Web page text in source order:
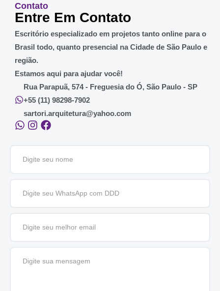
Contato
Entre Em Contato
Escritório especializado em projetos tanto online para o
Brasil todo, quanto presencial na Cidade de São Paulo e
região.
Estamos aqui para ajudar você!
Rua Parapuã, 574 - Freguesia do Ó, São Paulo - SP
+55 (11) 98298-7902
sartori.arquitetura@yahoo.com